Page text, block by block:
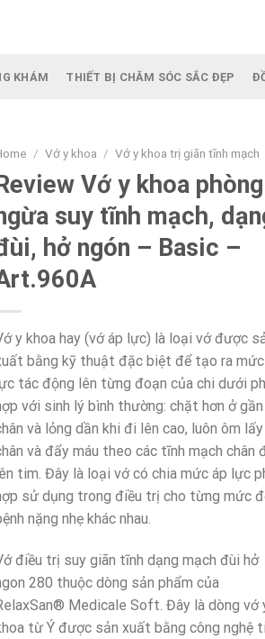
KHÁM THIẾT BỊ CHĂM SÓC SẮC ĐẸP
/ Vớ y khoa / Vớ y khoa trị giãn tĩnh mạch
Vớ y khoa phòng
suy tĩnh mạch,
hở ngón – Basic –
y khoa hay (vớ áp lực) là loại vớ được
bằng kỹ thuật đặc biệt để tạo ra mức
tác động lên từng đoạn của chi dưới
với sinh lý bình thường: chặt hơn ở
và lỏng dần khi đi lên cao, luôn ôm lấy
và đẩy máu theo các tĩnh mạch chân
tim. Đây là loại vớ có chia mức áp lực
sử dụng trong điều trị cho từng mức
nặng nhẹ khác nhau.
điều trị suy giãn tĩnh dạng mạch đùi hở
280 thuộc dòng sản phẩm của
Medicale Soft. Đây là dòng vớ
từ Ý được sản xuất bằng công nghệ